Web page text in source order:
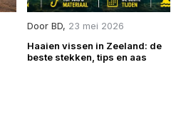
Door BD, 23 mei 2026
Haaien vissen in Zeeland: de
beste stekken, tips en aas